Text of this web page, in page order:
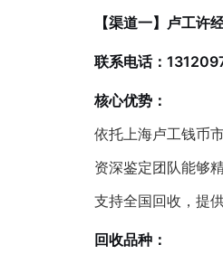
【渠道一】卢工许
联系电话：
核心优势：
依托上海卢工钱币
资深鉴定团队能够
支持全国回收，提
回收品种：